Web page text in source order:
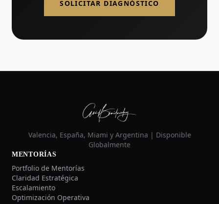
SOLICITAR DIAGNÓSTICO
Valencia, España, Miami y Argentina | Disponible
Globalmente
MENTORÍAS
Portfolio de Mentorías
Claridad Estratégica
Escalamiento
Optimización Operativa